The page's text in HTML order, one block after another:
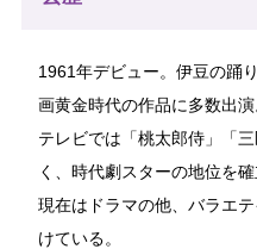
しい故郷に思いを馳せ
レギュラーテレビ
芸能きわみ堂 選 放
NHKEテレ 21:00 ～
歌舞伎の襲名特集回を
▽市川團十郎さんの三
四郎さん家の二度の三
1961年デビュー。伊豆の踊
画黄金時代の作品に多数出演
テレビでは「桃太郎侍」「
く、時代劇スターの地位を確
現在はドラマの他、バラエ
けている。